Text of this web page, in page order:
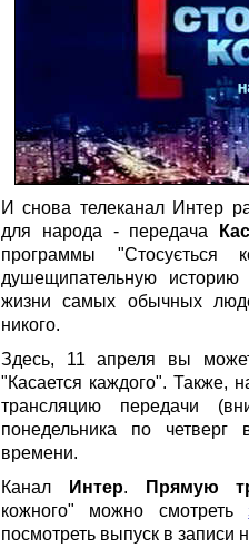
И снова телеканал Интер
для народа - передача
программы "Стосується
душещипательную
жизни самых обычных
никого.
Здесь, 11 апреля вы
"Касается каждого". Также,
трансляцию передачи
понедельника по
времени.
Канал
Интер.
Прямую
кожного" можно смотреть
посмотреть выпуск в записи